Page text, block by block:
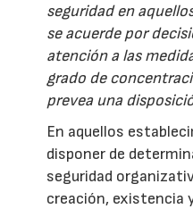
seguridad en
se acuerde por
atención a las
grado de
prevea una
En aquellos
disponer de
seguridad
creación, existencia